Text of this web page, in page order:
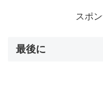
スポ
最後に